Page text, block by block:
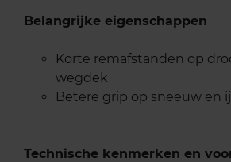
Belangrijke eigenschappen
Korte remafstanden op
wegdek
Betere grip op sneeuw en
Technische kenmerken en